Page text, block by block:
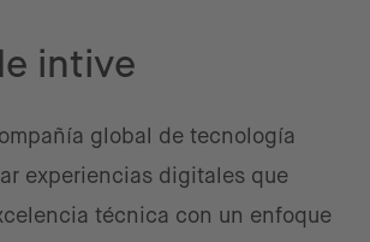
intive
global de tecnología
experiencias digitales que
técnica con un enfoque